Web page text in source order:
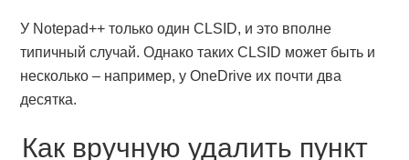
У Notepad++ только один CLSID, и это вполне
типичный случай. Однако таких CLSID может быть и
несколько – например, у OneDrive их почти два
десятка.
Как вручную удалить пункт